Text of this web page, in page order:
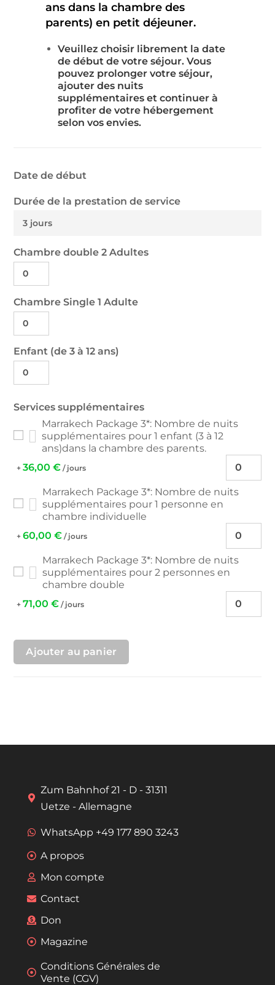
ans dans la chambre des
parents) en petit déjeuner.
Veuillez choisir librement la date
de début de votre séjour. Vous
pouvez prolonger votre séjour,
ajouter des nuits
supplémentaires et continuer à
profiter de votre hébergement
selon vos envies.
Date de début
Durée de la prestation de service
3 jours
Chambre double 2 Adultes
Chambre Single 1 Adulte
Enfant (de 3 à 12 ans)
Services supplémentaires
Marrakech Package 3*: Nombre de nuits
supplémentaires pour 1 enfant (3 à 12
ans)dans la chambre des parents.
+36,00€ / jours
Marrakech Package 3*: Nombre de nuits
supplémentaires pour 1 personne en
chambre individuelle
+60,00€ / jours
Marrakech Package 3*: Nombre de nuits
supplémentaires pour 2 personnes en
chambre double
+71,00€ / jours
Ajouter au panier
Zum Bahnhof 21 - D - 31311
Uetze - Allemagne
WhatsApp +49 177 890 3243
A propos
Mon compte
Contact
Don
Magazine
Conditions Générales de
Vente (CGV)